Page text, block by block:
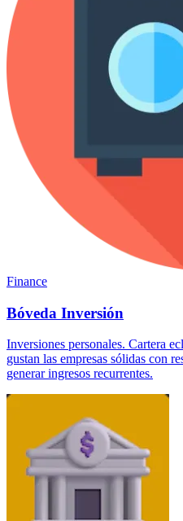
Finance
Bóveda Inversión
Inversiones personales. Cartera
gustan las empresas sólidas con
generar ingresos recurrentes.